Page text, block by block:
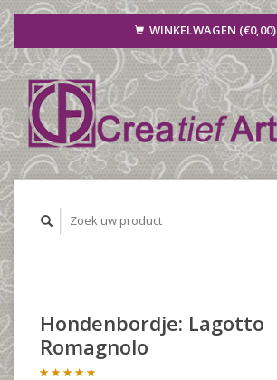
WINKELWAGEN (€0,00)
Hondenbordje: Lagotto
Romagnolo